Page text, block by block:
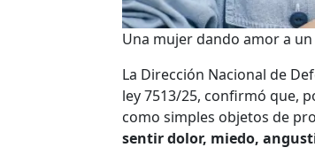
Una mujer dando amor a
La Dirección Nacional de
ley 7513/25, confirmó que,
como simples objetos de
sentir dolor, miedo,